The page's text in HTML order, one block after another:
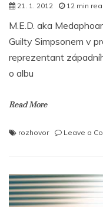
21. 1. 2012 12 min
M.E.D. aka
Guilty Simpsonem v
reprezentant
o albu
Read More
rozhovor Leave a